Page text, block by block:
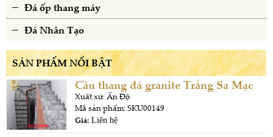
Đá ốp thang máy
Đá Nhân Tạo
SẢN PHẨM NỔI BẬT
Cầu thang đá granite Trắng Sa Mạc
Xuất xứ: Ấn Độ
Mã sản phẩm: SKU00149
Giá: Liên hệ